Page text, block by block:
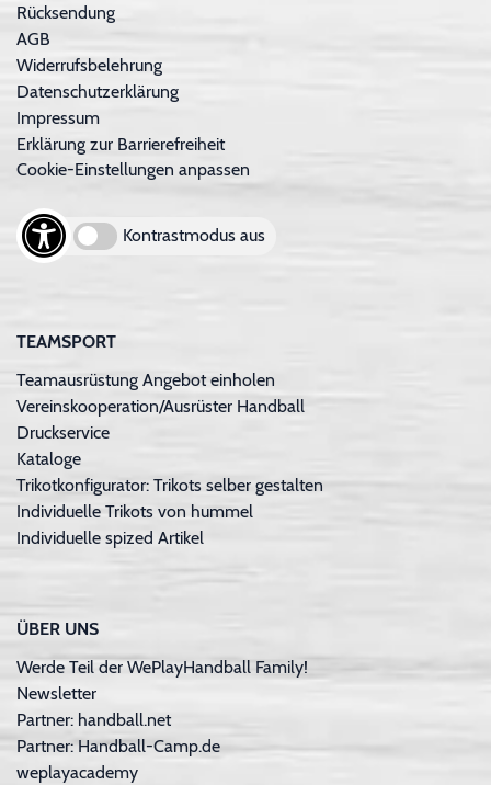
Rücksendung
AGB
Widerrufsbelehrung
Datenschutzerklärung
Impressum
Erklärung zur Barrierefreiheit
Cookie-Einstellungen anpassen
Kontrastmodus aus
TEAMSPORT
Teamausrüstung Angebot einholen
Vereinskooperation/Ausrüster Handball
Druckservice
Kataloge
Trikotkonfigurator: Trikots selber gestalten
Individuelle Trikots von hummel
Individuelle spized Artikel
ÜBER UNS
Werde Teil der WePlayHandball Family!
Newsletter
Partner: handball.net
Partner: Handball-Camp.de
weplayacademy